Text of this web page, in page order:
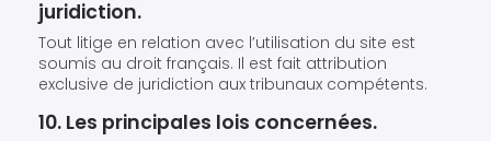
juridiction.
Tout litige en relation avec l’utilisation du site est
soumis au droit français. Il est fait attribution
exclusive de juridiction aux tribunaux compétents.
10. Les principales lois concernées.